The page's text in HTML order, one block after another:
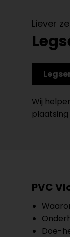
Liever
Wij
plaatsing
PVC
Doe-